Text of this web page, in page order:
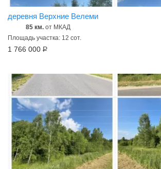
деревня Верхние Велеми
85 км. от МКАД
Площадь участка: 12 сот.
1 766 000 Р